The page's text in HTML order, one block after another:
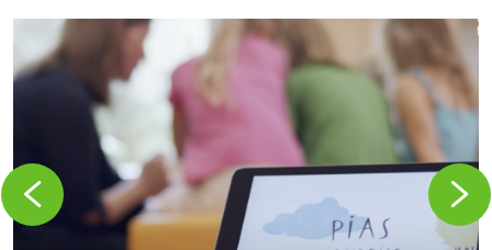
Zurückblättern